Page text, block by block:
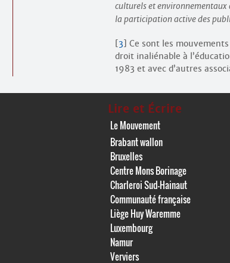
culturels et
la participation active des
[3] Ce sont les
droit inaliénable à
1983 et avec d’autres
Lire et Écrire
Le Mouvement
Brabant wallon
Bruxelles
Centre Mons Borinage
Charleroi Sud-Hainaut
Communauté française
Liège Huy Waremme
Luxembourg
Namur
Verviers